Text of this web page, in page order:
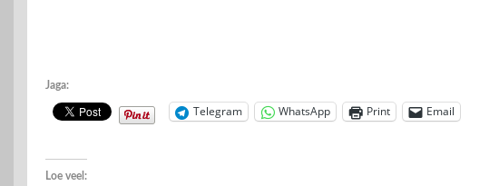
Jaga:
Telegram WhatsApp Print Email
Loe veel: